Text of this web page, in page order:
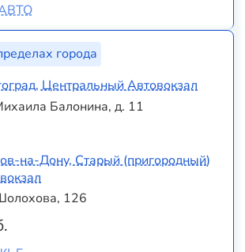
города
Центральный Автовокзал
Балонина, д. 11
на-Дону, Старый (пригородный)
126